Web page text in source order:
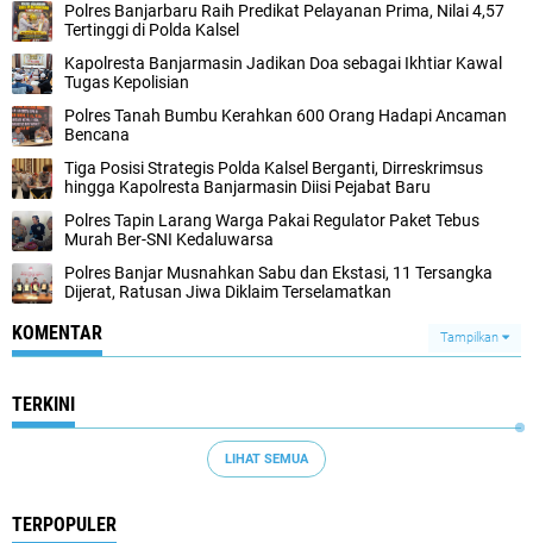
Polres Banjarbaru Raih Predikat Pelayanan Prima, Nilai 4,57
Tertinggi di Polda Kalsel
Kapolresta Banjarmasin Jadikan Doa sebagai Ikhtiar Kawal
Tugas Kepolisian
Polres Tanah Bumbu Kerahkan 600 Orang Hadapi Ancaman
Bencana
Tiga Posisi Strategis Polda Kalsel Berganti, Dirreskrimsus
hingga Kapolresta Banjarmasin Diisi Pejabat Baru
Polres Tapin Larang Warga Pakai Regulator Paket Tebus
Murah Ber-SNI Kedaluwarsa
Polres Banjar Musnahkan Sabu dan Ekstasi, 11 Tersangka
Dijerat, Ratusan Jiwa Diklaim Terselamatkan
KOMENTAR Tampilkan
TERKINI
LIHAT SEMUA
TERPOPULER